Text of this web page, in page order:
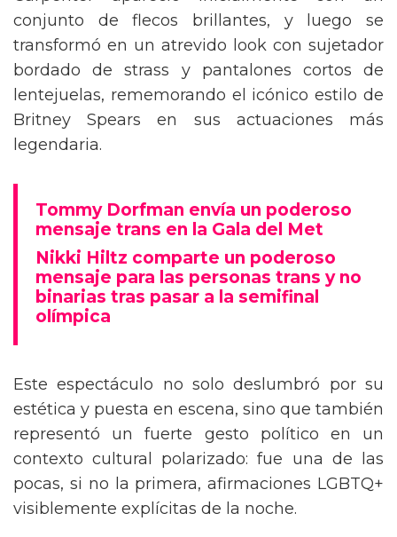
conjunto de flecos brillantes, y luego se
transformó en un atrevido look con sujetador
bordado de strass y pantalones cortos de
lentejuelas, rememorando el icónico estilo de
Britney Spears en sus actuaciones más
legendaria.
Tommy Dorfman envía un poderoso
mensaje trans en la Gala del Met
Nikki Hiltz comparte un poderoso
mensaje para las personas trans y no
binarias tras pasar a la semifinal
olímpica
Este espectáculo no solo deslumbró por su
estética y puesta en escena, sino que también
representó un fuerte gesto político en un
contexto cultural polarizado: fue una de las
pocas, si no la primera, afirmaciones LGBTQ+
visiblemente explícitas de la noche.